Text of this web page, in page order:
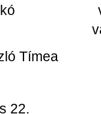
Tímea
22.